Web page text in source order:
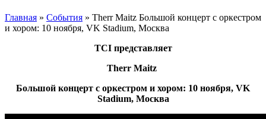
Главная » События » Therr Maitz Большой концерт c оркестром
и хором: 10 ноября, VK Stadium, Москва
TCI представляет
Therr Maitz
Большой концерт c оркестром и хором: 10 ноября, VK
Stadium, Москва